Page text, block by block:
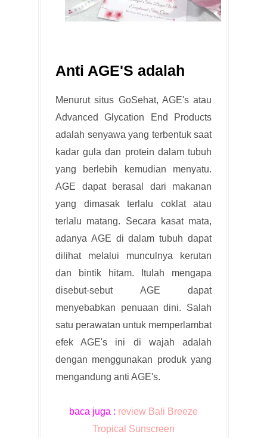
Anti AGE'S adalah
Menurut situs GoSehat, AGE's atau
Advanced Glycation End Products
adalah senyawa yang terbentuk saat
kadar gula dan protein dalam tubuh
yang berlebih kemudian menyatu.
AGE dapat berasal dari makanan
yang dimasak terlalu coklat atau
terlalu matang. Secara kasat mata,
adanya AGE di dalam tubuh dapat
dilihat melalui munculnya kerutan
dan bintik hitam. Itulah mengapa
disebut-sebut AGE dapat
menyebabkan penuaan dini. Salah
satu perawatan untuk memperlambat
efek AGE's ini di wajah adalah
dengan menggunakan produk yang
mengandung anti AGE's.
baca juga : review Bali Breeze
Tropical Sunscreen